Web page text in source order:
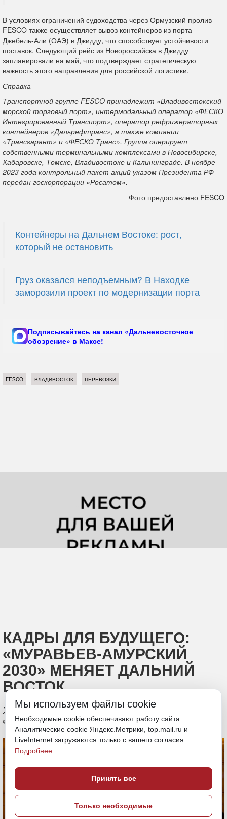
В условиях ограничений судоходства через Ормузский пролив
FESCO также осуществляет вывоз контейнеров из порта
Джебель-Али (ОАЭ) в Джидду, что способствует устойчивости
поставок. Следующий рейс из Новороссийска в Джидду
запланировали на май, что подтверждает стратегическую
важность этого направления для российской логистики.
Справка
Транспортной группе FESCO принадлежит «Владивостокский
морской торговый порт», интермодальный оператор «ФЕСКО
Интегрированный Транспорт», оператор рефрижераторных
контейнеров «Дальрефтранс», а также компании
«Трансгарант» и «ФЕСКО Транс». Группа оперирует
собственными терминальными комплексами в Новосибирске,
Хабаровске, Томске, Владивостоке и Калининграде. В ноябре
2023 года контрольный пакет акций указом Президента РФ
передан госкорпорации «Росатом».
Фото предоставлено FESCO
Контейнеры на Дальнем Востоке: рост,
который не остановить
Груз оказался неподъемным? В Находке
заморозили проект по модернизации порта
Подписывайтесь на канал «Дальневосточное
обозрение» в Максе!
FESCO ВЛАДИВОСТОК ПЕРЕВОЗКИ
КАДРЫ ДЛЯ БУДУЩЕГО:
«МУРАВЬЕВ-АМУРСКИЙ
2030» МЕНЯЕТ ДАЛЬНИЙ
ВОСТОК
Хабаровский край представили семь
человек
Мы используем файлы cookie
Необходимые cookie обеспечивают работу сайта.
Аналитические cookie Яндекс.Метрики, top.mail.ru и
LiveInternet загружаются только с вашего согласия.
Подробнее
Принять все
Только необходимые